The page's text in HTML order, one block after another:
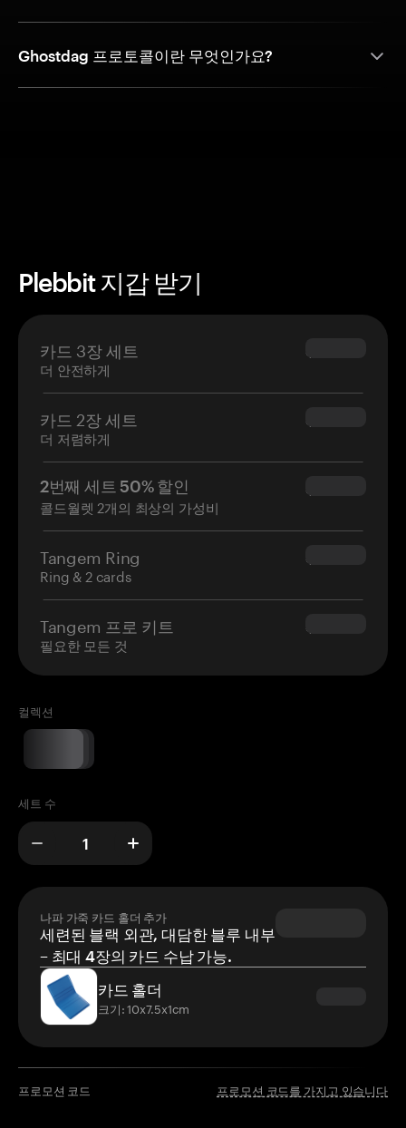
Ghostdag 프로토콜이란 무엇인가요?
Plebbit 지갑 받기
카드 3장 세트
더 안전하게
$69.90
카드 2장 세트
더 저렴하게
$54.90
2번째 세트 50% 할인
콜드월렛 2개의 최상의 가성비
$34.95
Tangem Ring
Ring & 2 cards
$160.00
Tangem 프로 키트
필요한 모든 것
$180.00
컬렉션
세트 수
나파 가죽 카드 홀더 추가
세련된 블랙 외관, 대담한 블루 내부
– 최대 4장의 카드 수납 가능.
카드 홀더
크기: 10x7.5x1cm
프로모션 코드 프로모션 코드를 가지고 있습니다